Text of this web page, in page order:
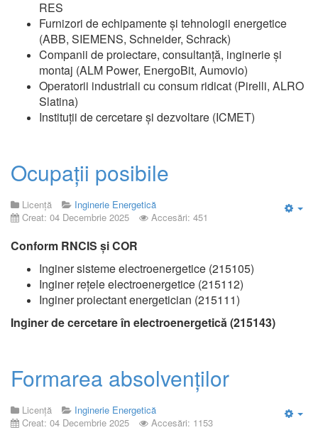
RES
Furnizori de echipamente și tehnologii energetice
(ABB, SIEMENS, Schneider, Schrack)
Companii de proiectare, consultanță, inginerie și
montaj (ALM Power, EnergoBit, Aumovio)
Operatorii industriali cu consum ridicat (Pirelli, ALRO
Slatina)
Instituții de cercetare și dezvoltare (ICMET)
Ocupații posibile
Licență
Inginerie Energetică
Creat: 04 Decembrie 2025
Accesări: 451
Conform RNCIS și COR
Inginer sisteme electroenergetice (215105)
Inginer rețele electroenergetice (215112)
Inginer proiectant energetician (215111)
Inginer de cercetare în electroenergetică (215143)
Formarea absolvenților
Licență
Inginerie Energetică
Creat: 04 Decembrie 2025
Accesări: 1153